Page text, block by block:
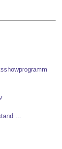
...